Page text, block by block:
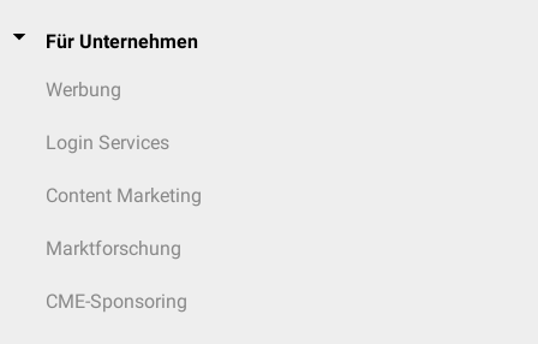
Für Unternehmen
Werbung
Login Services
Content Marketing
Marktforschung
CME-Sponsoring